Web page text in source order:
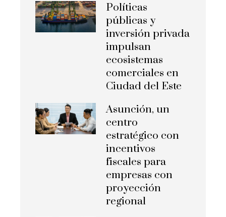
Políticas
públicas y
inversión privada
impulsan
ecosistemas
comerciales en
Ciudad del Este
Asunción, un
centro
estratégico con
incentivos
fiscales para
empresas con
proyección
regional